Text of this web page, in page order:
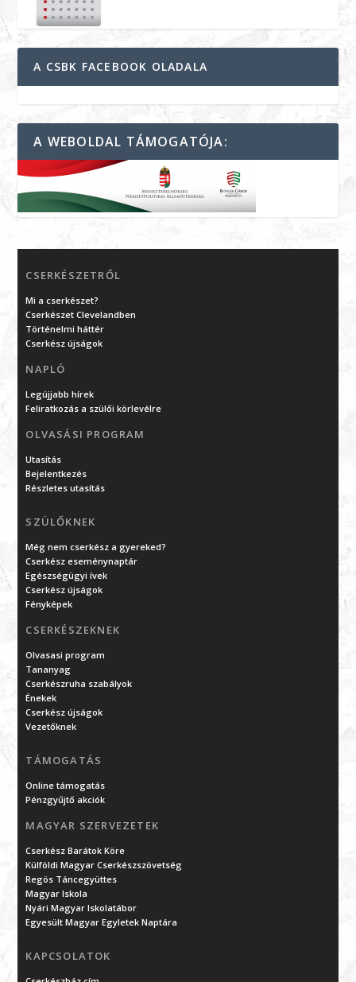
A CSBK FACEBOOK OLADALA
A WEBOLDAL TÁMOGATÓJA:
CSERKÉSZETRŐL
Mi a cserkészet?
Cserkészet Clevelandben
Történelmi háttér
Cserkész újságok
NAPLÓ
Legújjabb hírek
Feliratkozás a szülői körlevélre
OLVASÁSI PROGRAM
Utasítás
Bejelentkezés
Részletes utasítás
SZÜLŐKNEK
Még nem cserkész a gyereked?
Cserkész eseménynaptár
Egészségügyi ívek
Cserkész újságok
Fényképek
CSERKÉSZEKNEK
Olvasasi program
Tananyag
Cserkészruha szabályok
Énekek
Cserkész újságok
Vezetőknek
TÁMOGATÁS
Online támogatás
Pénzgyűjtő akciók
MAGYAR SZERVEZETEK
Cserkész Barátok Köre
Külföldi Magyar Cserkészszövetség
Regös Táncegyüttes
Magyar Iskola
Nyári Magyar Iskolatábor
Egyesült Magyar Egyletek Naptára
KAPCSOLATOK